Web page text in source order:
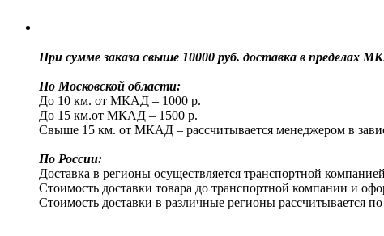
При сумме заказа свыше 10000 руб. доставка в
По Московской области:
До 10 км. от МКАД – 1000 р.
До 15 км.от МКАД – 1500 р.
Свыше 15 км. от МКАД – рассчитывается менеджером в
По России:
Доставка в регионы осуществляется транспортной
Стоимость доставки товара до транспортной компании и
Стоимость доставки в различные регионы рассчитывается